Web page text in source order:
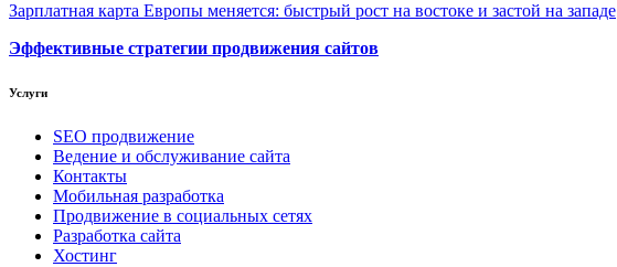
Зарплатная карта Европы меняется: быстрый рост на востоке и застой на западе
Эффективные стратегии продвижения сайтов
Услуги
SEO продвижение
Ведение и обслуживание сайта
Контакты
Мобильная разработка
Продвижение в социальных сетях
Разработка сайта
Хостинг